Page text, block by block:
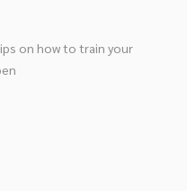
on how to train your